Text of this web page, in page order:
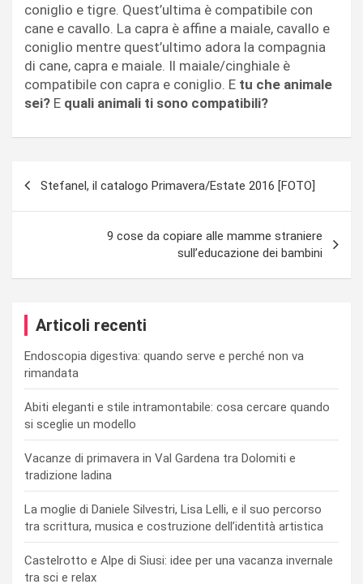
coniglio e tigre. Quest’ultima è compatibile con
cane e cavallo. La capra è affine a maiale, cavallo e
coniglio mentre quest’ultimo adora la compagnia
di cane, capra e maiale. Il maiale/cinghiale è
compatibile con capra e coniglio. E tu che animale
sei? E quali animali ti sono compatibili?
Stefanel, il catalogo Primavera/Estate 2016 [FOTO]
9 cose da copiare alle mamme straniere
sull’educazione dei bambini
Articoli recenti
Endoscopia digestiva: quando serve e perché non va
rimandata
Abiti eleganti e stile intramontabile: cosa cercare quando
si sceglie un modello
Vacanze di primavera in Val Gardena tra Dolomiti e
tradizione ladina
La moglie di Daniele Silvestri, Lisa Lelli, e il suo percorso
tra scrittura, musica e costruzione dell’identità artistica
Castelrotto e Alpe di Siusi: idee per una vacanza invernale
tra sci e relax